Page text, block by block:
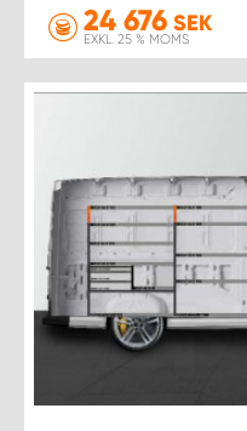
24 676 SEK
EXKL. 25 % MOMS